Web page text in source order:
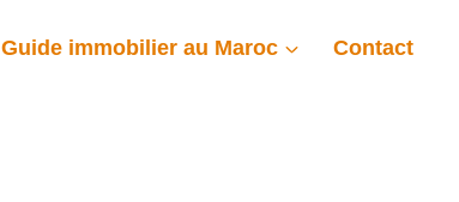
Guide immobilier au Maroc Contact